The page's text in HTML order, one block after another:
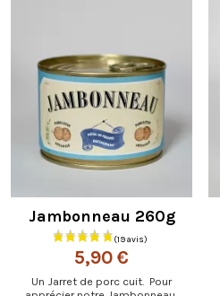
Jambonneau 260g
5,90 €
Un Jarret de porc cuit. Pour